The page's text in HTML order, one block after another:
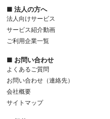
■ 法人の方へ
法人向けサービス
サービス紹介動画
ご利用企業一覧
■ お問い合わせ
よくあるご質問
お問い合わせ（連絡先）
会社概要
サイトマップ